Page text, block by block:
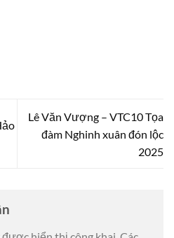
Lê Văn Vượng – VTC10 Tọa
đàm Nghinh xuân đón lộc
2025